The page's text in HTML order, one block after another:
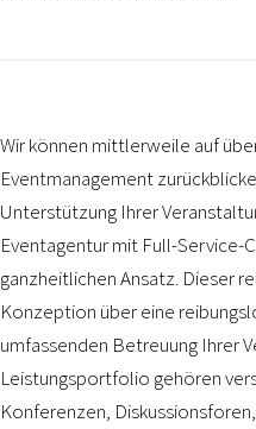
Wir können mittlerweile auf
Eventmanagement
Unterstützung Ihrer
Eventagentur mit Full-Service-
ganzheitlichen Ansatz. Dieser
Konzeption über eine
umfassenden Betreuung Ihrer
Leistungsportfolio gehören
Konferenzen,